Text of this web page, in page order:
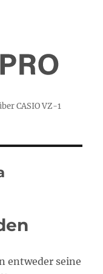
CASIO VZ-1
entweder seine